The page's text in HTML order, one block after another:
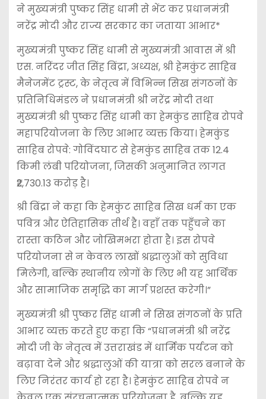
ने मुख्यमंत्री पुष्कर सिंह धामी से भेंट कर प्रधानमंत्री
नरेंद्र मोदी और राज्य सरकार का जताया आभार*
मुख्यमंत्री पुष्कर सिंह धामी से मुख्यमंत्री आवास में श्री
एस. नरिंदर जीत सिंह बिंद्रा, अध्यक्ष, श्री हेमकुंट साहिब
मैनेजमेंट ट्रस्ट, के नेतृत्व में विभिन्न सिख संगठनों के
प्रतिनिधिमंडल ने प्रधानमंत्री श्री नरेंद्र मोदी तथा
मुख्यमंत्री श्री पुष्कर सिंह धामी का हेमकुंड साहिब रोपवे
महापरियोजना के लिए आभार व्यक्त किया। हेमकुंड
साहिब रोपवे: गोविंदघाट से हेमकुंड साहिब तक 12.4
किमी लंबी परियोजना, जिसकी अनुमानित लागत
₹2,730.13 करोड़ है।
श्री बिंद्रा ने कहा कि हेमकुंट साहिब सिख धर्म का एक
पवित्र और ऐतिहासिक तीर्थ है। वहाँ तक पहुँचने का
रास्ता कठिन और जोखिमभरा होता है। इस रोपवे
परियोजना से न केवल लाखों श्रद्धालुओं को सुविधा
मिलेगी, बल्कि स्थानीय लोगों के लिए भी यह आर्थिक
और सामाजिक समृद्धि का मार्ग प्रशस्त करेगी।”
मुख्यमंत्री श्री पुष्कर सिंह धामी ने सिख संगठनों के प्रति
आभार व्यक्त करते हुए कहा कि “प्रधानमंत्री श्री नरेंद्र
मोदी जी के नेतृत्व में उत्तराखंड में धार्मिक पर्यटन को
बढ़ावा देने और श्रद्धालुओं की यात्रा को सरल बनाने के
लिए निरंतर कार्य हो रहा है। हेमकुंट साहिब रोपवे न